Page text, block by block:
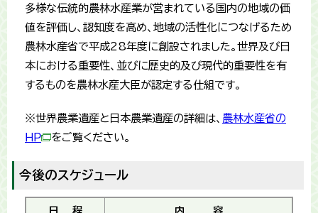
多様な伝統的農林水産業が営まれている国内の地域の価
値を評価し、認知度を高め、地域の活性化につなげるため
農林水産省で平成28年度に創設されました。世界及び日
本における重要性、並びに歴史的及び現代的重要性を有
するものを農林水産大臣が認定する仕組です。
※世界農業遺産と日本農業遺産の詳細は、 農林水産省の
ＨＰ
をご覧ください。
今後のスケジュール
日 程 内 容